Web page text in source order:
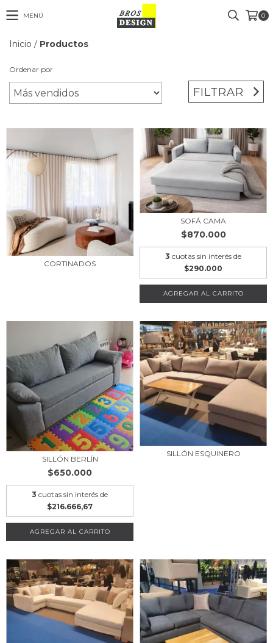
MENÚ 0
Inicio / Productos
Ordenar por
FILTRAR
CORTINADOS
SOFÁ CAMA
$870.000
3 cuotas sin interés de
$290.000
AGREGAR AL CARRITO
SILLÓN BERLÍN
$650.000
3 cuotas sin interés de
$216.666,67
AGREGAR AL CARRITO
SILLÓN ESQUINERO